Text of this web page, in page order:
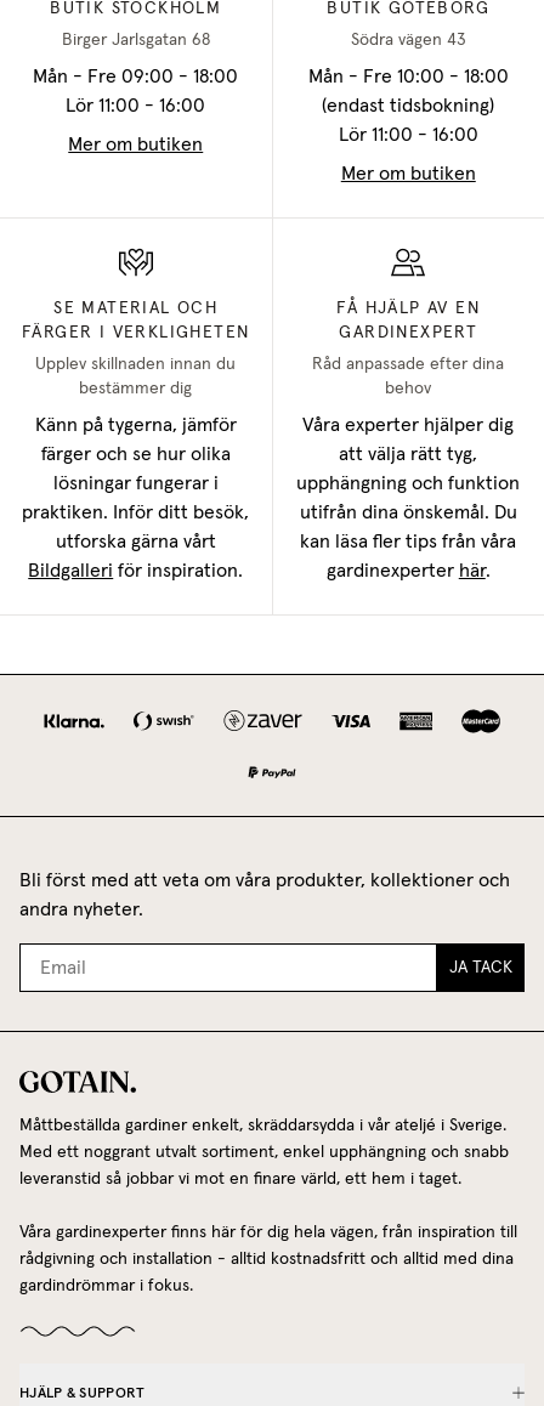
BUTIK STOCKHOLM
Birger Jarlsgatan 68
Mån - Fre 09:00 - 18:00
Lör 11:00 - 16:00
Mer om butiken
BUTIK GÖTEBORG
Södra vägen 43
Mån - Fre 10:00 - 18:00
(endast tidsbokning)
Lör 11:00 - 16:00
Mer om butiken
SE MATERIAL OCH
FÄRGER I VERKLIGHETEN
Upplev skillnaden innan du
bestämmer dig
Känn på tygerna, jämför
färger och se hur olika
lösningar fungerar i
praktiken. Inför ditt besök,
utforska gärna vårt
Bildgalleri för inspiration.
FÅ HJÄLP AV EN
GARDINEXPERT
Råd anpassade efter dina
behov
Våra experter hjälper dig
att välja rätt tyg,
upphängning och funktion
utifrån dina önskemål. Du
kan läsa fler tips från våra
gardinexperter här.
Bli först med att veta om våra produkter, kollektioner och
andra nyheter.
JA TACK
Måttbeställda gardiner enkelt, skräddarsydda i vår ateljé i Sverige.
Med ett noggrant utvalt sortiment, enkel upphängning och snabb
leveranstid så jobbar vi mot en finare värld, ett hem i taget.
Våra gardinexperter finns här för dig hela vägen, från inspiration till
rådgivning och installation - alltid kostnadsfritt och alltid med dina
gardindrömmar i fokus.
HJÄLP & SUPPORT